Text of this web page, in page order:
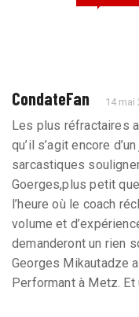
CondateFan 14 mai
Les plus réfractaires
qu’il s’agit encore
sarcastiques
Goerges,plus petit
l’heure où le coach
volume et
demanderont un rien
Georges Mikautadze
Performant à Metz.